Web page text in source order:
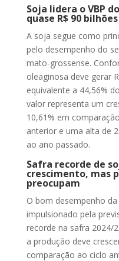
Soja lidera o VBP
quase R$ 90 bilhões
A soja segue como
pelo desempenho do
mato-grossense.
oleaginosa deve gerar
equivalente a 44,56%
valor representa um
10,61% em
anterior e uma alta de
ao ano passado.
Safra recorde de
crescimento, mas
preocupam
O bom desempenho
impulsionado pela
recorde na safra 2024/
a produção deve
comparação ao ciclo